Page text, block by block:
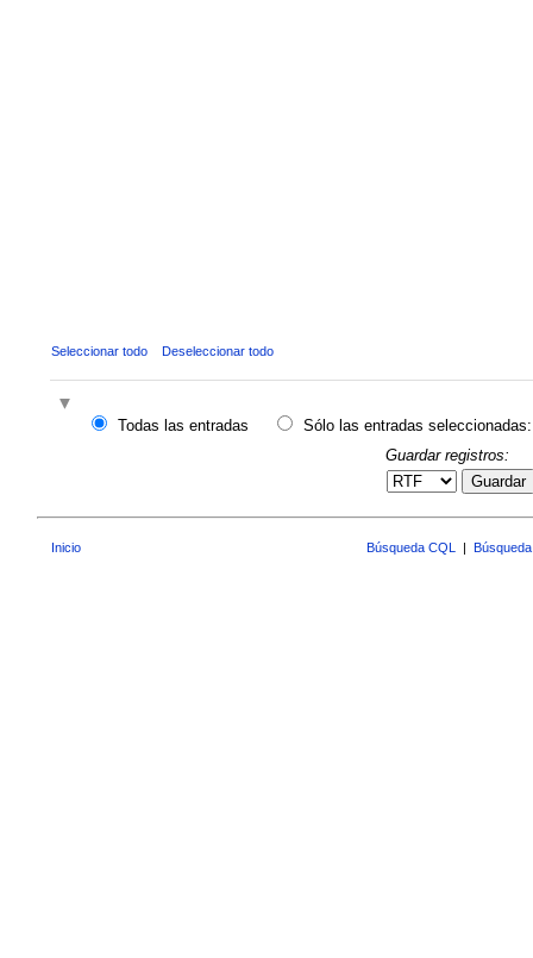
Seleccionar todo Deseleccionar todo
Todas las entradas
Sólo las entradas seleccionadas:
Guardar registros:
Guardar
Inicio Búsqueda CQL